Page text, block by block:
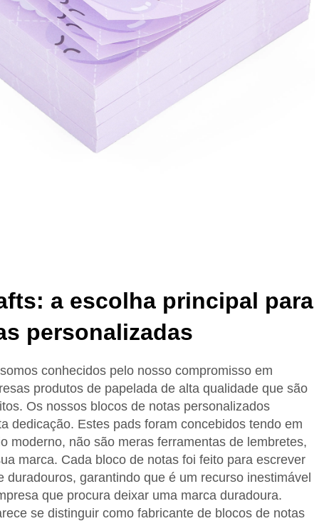
a escolha principal para
personalizadas
conhecidos pelo nosso compromisso em
produtos de papelada de alta qualidade que são
Os nossos blocos de notas personalizados
dedicação. Estes pads foram concebidos tendo em
moderno, não são meras ferramentas de lembretes,
marca. Cada bloco de notas foi feito para escrever
duradouros, garantindo que é um recurso inestimável
que procura deixar uma marca duradoura.
se distinguir como fabricante de blocos de notas